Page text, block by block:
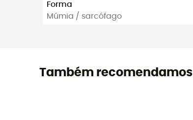
Forma
Múmia / sarcófago
Também recomendamos